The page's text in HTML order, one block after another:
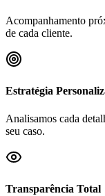
Acompanhamento
de cada cliente.
Estratégia
Analisamos cada
seu caso.
Transparência Total